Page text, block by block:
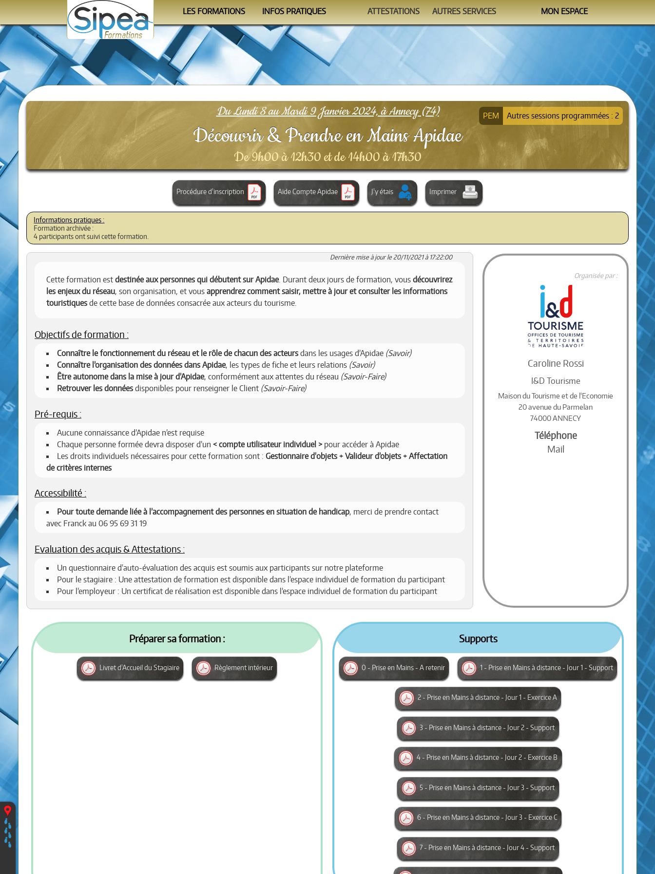
LES FORMATIONS
Le calendrier
Les programmes
Les organismes
INFOS PRATIQUES
Se former
Le Formateur
Conditions
ATTESTATIONS
Auto-évaluations
AUTRES SERVICES
Watchtower
MON ESPACE
M'identifier
Vous
ici
Du Lundi 8 au Mardi 9 Janvier 2024, à Annecy (74)
Découvrir & Prendre en Mains Apidae
Autres sessions programmées : 2
De 9h00 à 12h30 et de 14h00 à 17h30
Procédure d'inscription Aide Compte Apidae J'y étais Imprimer
Formation archivée :
4 participants ont suivi cette formation.
Dernière mise à jour le 20/11/2021 à 17:22:00
Cette formation est destinée aux personnes qui débutent sur Apidae. Durant deux jours de formation, vous découvrirez
les enjeux du réseau, son organisation, et vous apprendrez comment saisir, mettre à jour et consulter les informations
touristiques de cette base de données consacrée aux acteurs du tourisme.
Objectifs de formation :
Connaître le fonctionnement du réseau et le rôle de chacun des acteurs dans les usages d’Apidae (Savoir)
Connaître l’organisation des données dans Apidae, les types de fiche et leurs relations (Savoir)
Être autonome dans la mise à jour d’Apidae, conformément aux attentes du réseau (Savoir-Faire)
Retrouver les données disponibles pour renseigner le Client (Savoir-Faire)
Pré-requis :
Aucune connaissance d’Apidae n’est requise
Chaque personne formée devra disposer d’un
compte utilisateur individuel
pour accéder à Apidae
Les droits individuels nécessaires pour cette formation sont : Gestionnaire d'objets + Valideur d’objets + Affectation
de critères internes
Accessibilité :
Pour toute demande liée à l’accompagnement des personnes en situation de handicap, merci de prendre contact
avec Franck au 06 95 69 31 19
Evaluation des acquis & Attestations :
Un questionnaire d'auto-évaluation des acquis est soumis aux participants sur notre plateforme
Pour le stagiaire : Une attestation de formation est disponible dans l’espace individuel de formation du participant
Pour l’employeur : Un certificat de réalisation est disponible dans l’espace individuel de formation du participant
Organisée par :
Caroline Rossi
I&D Tourisme
Maison du Tourisme et de l'Economie
20 avenue du Parmelan
74000 ANNECY
Téléphone
Mail
Préparer sa formation :
Livret d'Accueil du Stagiaire Règlement intérieur
Supports
0 - Prise en Mains - A retenir 1 - Prise en Mains à distance - Jour 1 - Support
2 - Prise en Mains à distance - Jour 1 - Exercice A
3 - Prise en Mains à distance - Jour 2 - Support
4 - Prise en Mains à distance - Jour 2 - Exercice B
5 - Prise en Mains à distance - Jour 3 - Support
6 - Prise en Mains à distance - Jour 3 - Exercice C
7 - Prise en Mains à distance - Jour 4 - Support